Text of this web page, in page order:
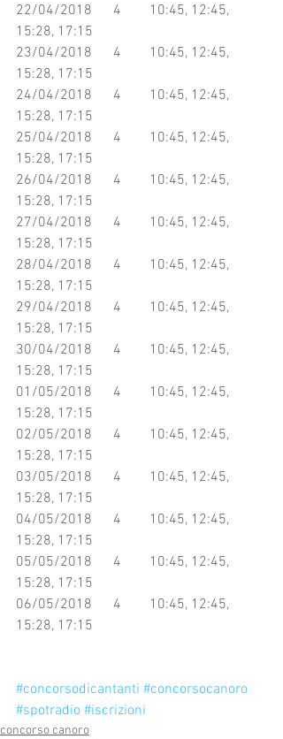
22/04/2018      4        10:45, 12:45,
15:28, 17:15
23/04/2018      4        10:45, 12:45,
15:28, 17:15
24/04/2018      4        10:45, 12:45,
15:28, 17:15
25/04/2018      4        10:45, 12:45,
15:28, 17:15
26/04/2018      4        10:45, 12:45,
15:28, 17:15
27/04/2018      4        10:45, 12:45,
15:28, 17:15
28/04/2018      4        10:45, 12:45,
15:28, 17:15
29/04/2018      4        10:45, 12:45,
15:28, 17:15
30/04/2018      4        10:45, 12:45,
15:28, 17:15
01/05/2018      4        10:45, 12:45,
15:28, 17:15
02/05/2018      4        10:45, 12:45,
15:28, 17:15
03/05/2018      4        10:45, 12:45,
15:28, 17:15
04/05/2018      4        10:45, 12:45,
15:28, 17:15
05/05/2018      4        10:45, 12:45,
15:28, 17:15
06/05/2018      4        10:45, 12:45,
15:28, 17:15
#concorsodicantanti #concorsocanoro
#spotradio #iscrizioni
concorso canoro